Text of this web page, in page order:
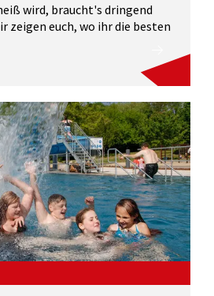
wird, braucht's dringend
zeigen euch, wo ihr die besten